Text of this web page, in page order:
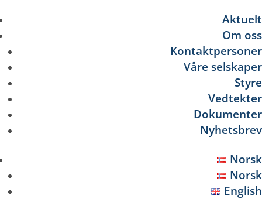
Aktuelt
Om oss
Kontaktpersoner
Våre selskaper
Styre
Vedtekter
Dokumenter
Nyhetsbrev
Norsk
Norsk
English